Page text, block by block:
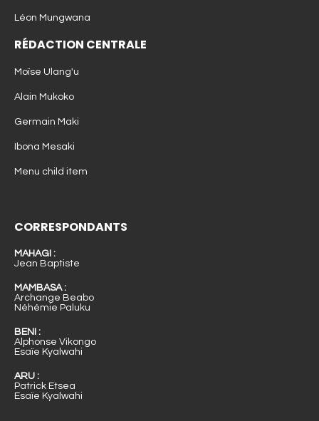
Léon Mungwana
RÉDACTION CENTRALE
Moïse Ulang'u
Alain Mukoko
Germain Maki
Ibona Mesaki
Menu child item
CORRESPONDANTS
MAHAGI :
Jean Baptiste
MAMBASA :
Archange Beabo
Néhémie Paluku
BENI :
Alphonse Vikongo
Esaïe Kyalwahi
ARU :
Patrick Etsea
Esaïe Kyalwahi